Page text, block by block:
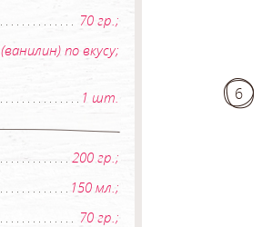
70 гр.;
(ванилин) по вкусу;
1 шт.
200 гр.;
150 мл.;
70 гр.;
6